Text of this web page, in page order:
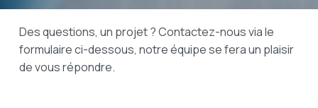
Des questions, un projet ? Contactez-nous via le
formulaire ci-dessous, notre équipe se fera un plaisir
de vous répondre.